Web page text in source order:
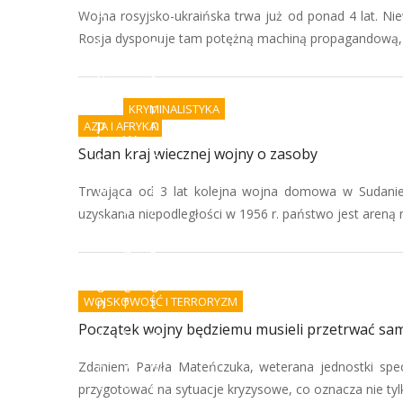
Wojna rosyjsko-ukraińska trwa już od ponad 4 lat.
Rosja dysponuje tam potężną machiną
AZJA I AFRYKA
Sudan kraj wiecznej wojny o zasoby
Trwająca od 3 lat kolejna wojna domowa w
uzyskania niepodległości w 1956 r. państwo jest areną
WOJSKOWOŚĆ I TERRORYZM
Początek wojny będziemu musieli przetrwać
Zdaniem Pawła Mateńczuka, weterana jednostki
przygotować na sytuacje kryzysowe, co oznacza nie
a
n
i
p
p
i
s
w
A
-
o
n
e
p
o
KRYMINALISTYKA
W
y
r
w
n
e
f
ł
z
e
r
w
k
r
n
e
n
e
e
o
t
w
n
a